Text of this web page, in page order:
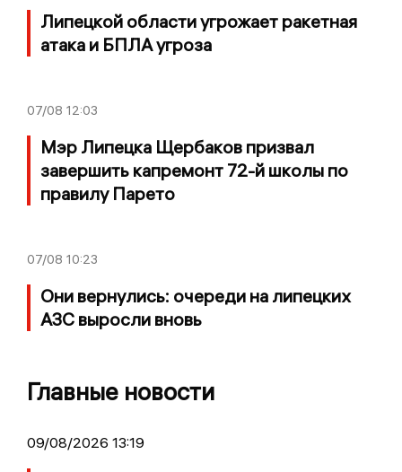
Липецкой области угрожает ракетная
атака и БПЛА угроза
07/08 12:03
Мэр Липецка Щербаков призвал
завершить капремонт 72-й школы по
правилу Парето
07/08 10:23
Они вернулись: очереди на липецких
АЗС выросли вновь
Главные новости
09/08/2026 13:19